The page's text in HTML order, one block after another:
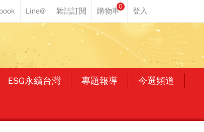
0
ESG永續台灣 專題報導 今選頻道